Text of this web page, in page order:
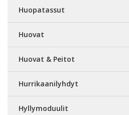
Huopatassut
Huovat
Huovat & Peitot
Hurrikaanilyhdyt
Hyllymoduulit